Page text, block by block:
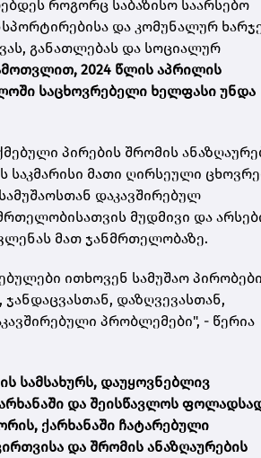
როგორც საბაზისო საარსებო
და კომუნალურ
განათლებას და სოციალურ
2024 წლის აპრილის
საცხოვრებელი ხელფასი უნდა
პირების შრომის
მათი ღირსეული
დაკავშირებულ
მუდმივი და
მათ ჯანმრთელობაზე.
ითხოვენ სამუშაო
დაზღვევასთან,
პრობლემები", - წერია
სამსახურს, დაუყოვნებლივ
და შეისწავლოს
ქარხანაში ჩატარებული
და შრომის ანაზღაურების